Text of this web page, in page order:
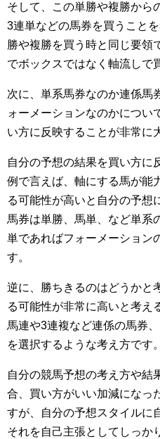
そして、この単勝や複勝から
3連単などの馬券を買うこと
勝や複勝を買う時と同じ要領
でボックスではなく軸流しで
次に、単系馬券なのか連係馬
ォーメーションなのかについ
い方に反映することが非常に
自分の予想の結果を買い方に
例で言えば、軸にする馬が能
る可能性が高いと自分の予想
馬券は単勝、馬単、など単系
単であればフォーメーション
す。
逆に、勝ちきるのはどうかと
る可能性が非常に高いと考え
馬連や3連複など連係の馬券
を選択するような考え方です。
自分の競馬予想の考え方や結
合、買い方がいい加減になっ
すが、自分の予想スタイルに
それを自己主張としてしっか